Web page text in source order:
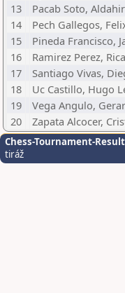
13
Pacab Soto, Aldahir
14
Pech Gallegos,
15
Pineda Francisco,
16
Ramirez Perez,
17
Santiago Vivas,
18
Uc Castillo, Hugo
19
Vega Angulo,
20
Zapata Alcocer,
Chess-Tournament-
tiráž